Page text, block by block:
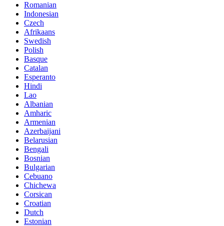
Romanian
Indonesian
Czech
Afrikaans
Swedish
Polish
Basque
Catalan
Esperanto
Hindi
Lao
Albanian
Amharic
Armenian
Azerbaijani
Belarusian
Bengali
Bosnian
Bulgarian
Cebuano
Chichewa
Corsican
Croatian
Dutch
Estonian